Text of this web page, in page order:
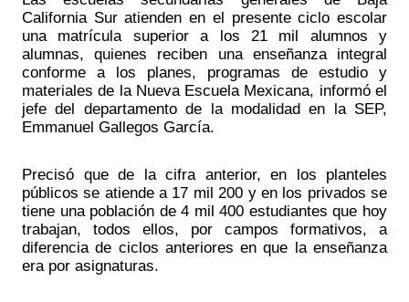
California Sur atienden en el presente ciclo escolar
una matrícula superior a los 21 mil alumnos y
alumnas, quienes reciben una enseñanza integral
conforme a los planes, programas de estudio y
materiales de la Nueva Escuela Mexicana, informó el
jefe del departamento de la modalidad en la SEP,
Emmanuel Gallegos García.
Precisó que de la cifra anterior, en los planteles
públicos se atiende a 17 mil 200 y en los privados se
tiene una población de 4 mil 400 estudiantes que hoy
trabajan, todos ellos, por campos formativos, a
diferencia de ciclos anteriores en que la enseñanza
era por asignaturas.